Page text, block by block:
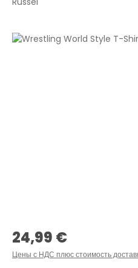
Обычная цена:
24,99 €
Цены с НДС плюс стоимость